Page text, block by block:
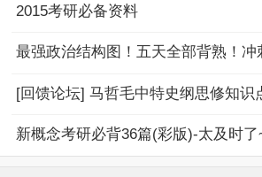
2015考研必备资料
[回馈论坛] 马哲毛中特史纲思修知识
新概念考研必背36篇(彩版)-太及时了